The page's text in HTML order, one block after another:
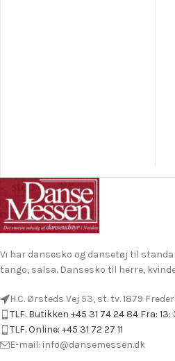
Vi har dansesko og dansetøj til
tango, salsa. Dansesko til herre,
H.C. Ørsteds Vej 53, st. tv. 1879
TLF. Butikken +45 31 74 24 84 Fra:
TLF. Online: +45 31 72 27 11
E-mail: info@dansemessen.dk